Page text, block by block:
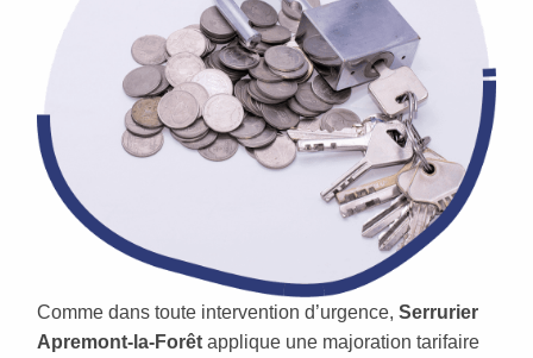
Comme dans toute intervention d’urgence, Serrurier
Apremont-la-Forêt applique une majoration tarifaire